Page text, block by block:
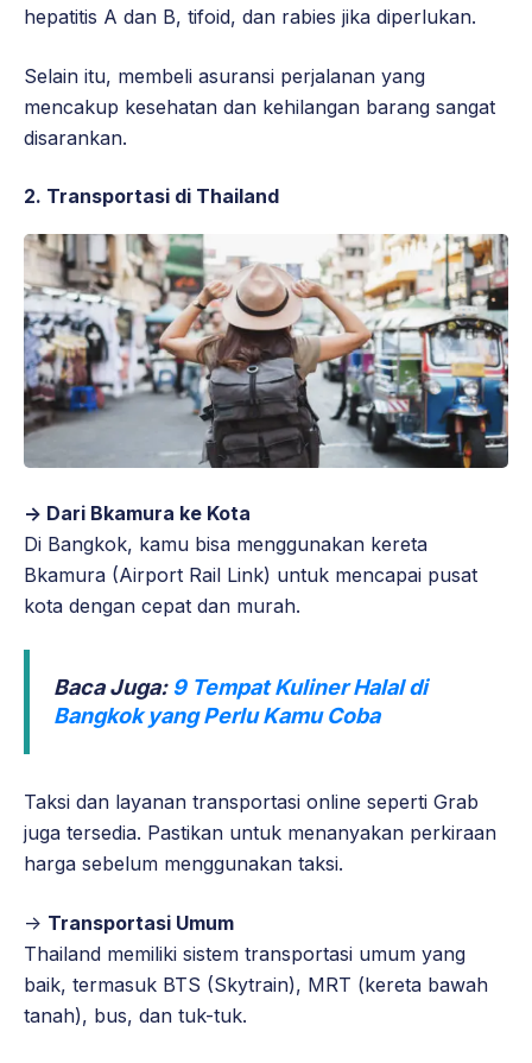
hepatitis A dan B, tifoid, dan rabies jika diperlukan.
Selain itu, membeli asuransi perjalanan yang
mencakup kesehatan dan kehilangan barang sangat
disarankan.
2. Transportasi di Thailand
-> Dari Bkamura ke Kota
Di Bangkok, kamu bisa menggunakan kereta
Bkamura (Airport Rail Link) untuk mencapai pusat
kota dengan cepat dan murah.
Baca Juga: 9 Tempat Kuliner Halal di
Bangkok yang Perlu Kamu Coba
Taksi dan layanan transportasi online seperti Grab
juga tersedia. Pastikan untuk menanyakan perkiraan
harga sebelum menggunakan taksi.
-> Transportasi Umum
Thailand memiliki sistem transportasi umum yang
baik, termasuk BTS (Skytrain), MRT (kereta bawah
tanah), bus, dan tuk-tuk.